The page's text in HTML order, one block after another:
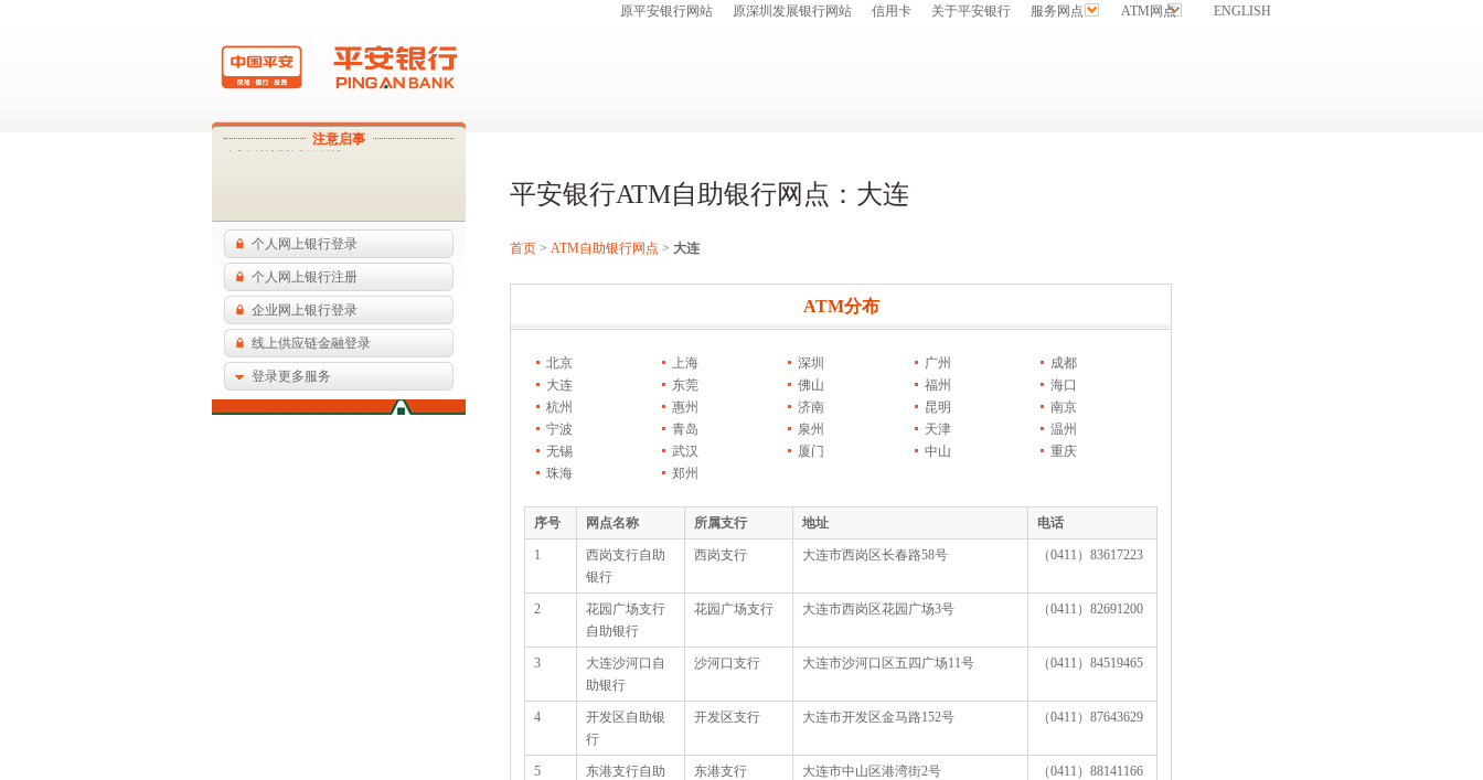
ENGLISH
ATM网点
服务网点
关于平安银行
信用卡
原深圳发展银行网站
原平安银行网站
注意启事
平安银行的网上银行：
个人网上银行登录
个人网上银行注册
企业网上银行登录
线上供应链金融登录
登录更多服务
平安银行ATM自助银行网点：大连
首页 > ATM自助银行网点 > 大连
ATM分布
北京 上海 深圳 广州
成都
大连
东莞 佛山 福州
海口
杭州
惠州 济南 昆明
南京
宁波
青岛 泉州 天津
温州
无锡
武汉 厦门 中山
重庆
珠海
郑州
序号 网点名称 所属支行 地址 电话
1
西岗支行自助
银行
西岗支行 大连市西岗区长春路58号 （0411）83617223
2
花园广场支行
自助银行
花园广场支行 大连市西岗区花园广场3号 （0411）82691200
3
大连沙河口自
助银行
沙河口支行 大连市沙河口区五四广场11号 （0411）84519465
4
开发区自助银
行
开发区支行 大连市开发区金马路152号 （0411）87643629
5
东港支行自助
东港支行 大连市中山区港湾街2号 （0411）88141166